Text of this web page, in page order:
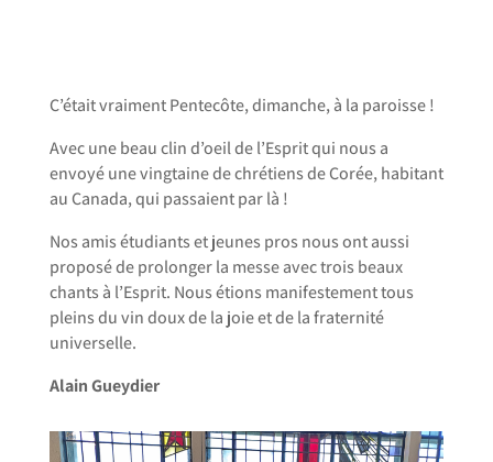
C’était vraiment Pentecôte, dimanche, à la paroisse !
Avec une beau clin d’oeil de l’Esprit qui nous a
envoyé une vingtaine de chrétiens de Corée, habitant
au Canada, qui passaient par là !
Nos amis étudiants et jeunes pros nous ont aussi
proposé de prolonger la messe avec trois beaux
chants à l’Esprit. Nous étions manifestement tous
pleins du vin doux de la joie et de la fraternité
universelle.
Alain Gueydier